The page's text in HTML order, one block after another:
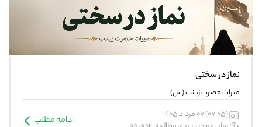
نماز در سختی
میراث حضرت زینب (س)
(07:05) 07 مرداد 1405
ادامه مطلب